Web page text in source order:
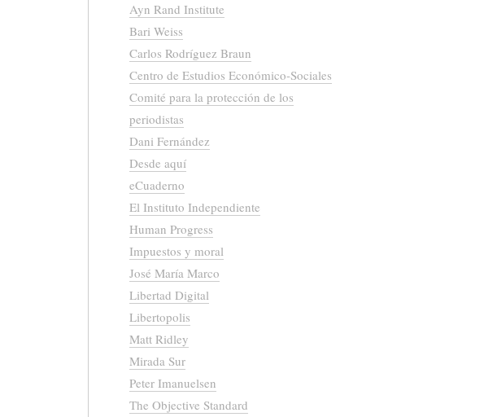
Ayn Rand Institute
Bari Weiss
Carlos Rodríguez Braun
Centro de Estudios Económico-Sociales
Comité para la protección de los
periodistas
Dani Fernández
Desde aquí
eCuaderno
El Instituto Independiente
Human Progress
Impuestos y moral
José María Marco
Libertad Digital
Libertopolis
Matt Ridley
Mirada Sur
Peter Imanuelsen
The Objective Standard